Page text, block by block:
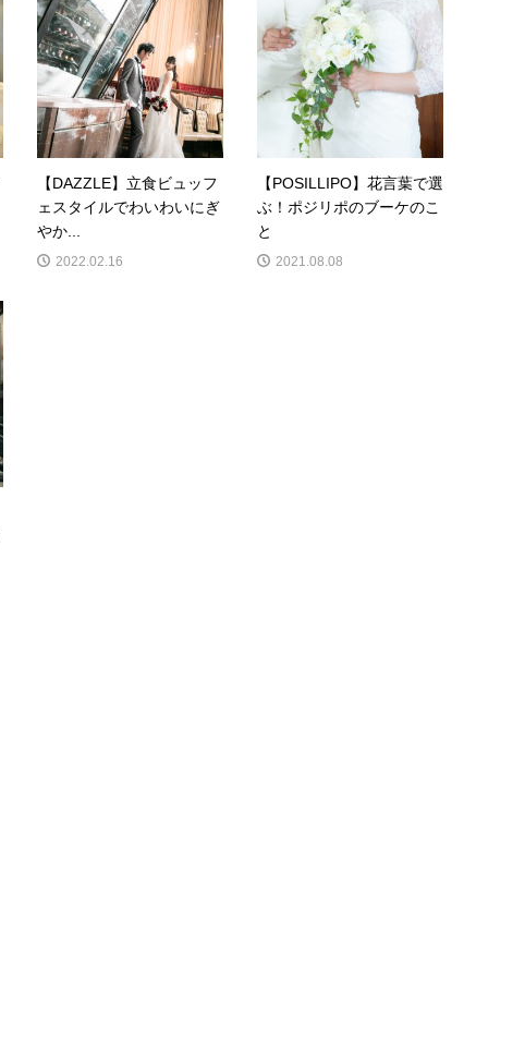
【DAZZLE】立食ビュッフ
ェスタイルでわいわいにぎ
やか...
2022.02.16
【POSILLIPO】花言葉で選
ぶ！ポジリポのブーケのこ
と
2021.08.08